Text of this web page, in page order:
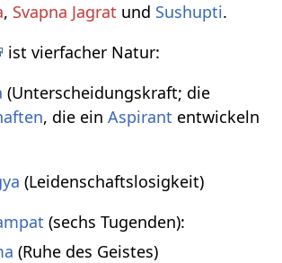
, Svapna Jagrat und Sushupti.
ist vierfacher Natur:
(Unterscheidungskraft; die
, die einAspirant entwickeln
(Leidenschaftslosigkeit)
(sechs Tugenden):
(Ruhe des Geistes)